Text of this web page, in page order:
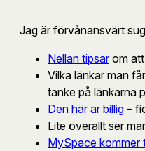
Jag är förvånansvärt
Nellan tipsar om att
Vilka länkar man
tanke på länkarna
Den här är billig –
Lite överallt ser
MySpace kommer